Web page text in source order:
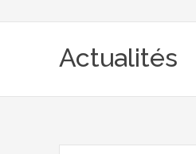
Actualités